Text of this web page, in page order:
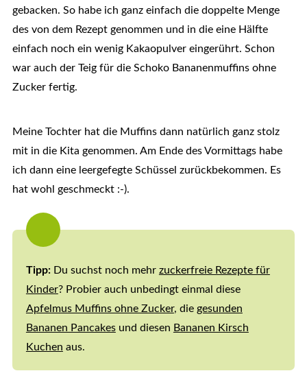
gebacken. So habe ich ganz einfach die doppelte Menge
des von dem Rezept genommen und in die eine Hälfte
einfach noch ein wenig Kakaopulver eingerührt. Schon
war auch der Teig für die Schoko Bananenmuffins ohne
Zucker fertig.
Meine Tochter hat die Muffins dann natürlich ganz stolz
mit in die Kita genommen. Am Ende des Vormittags habe
ich dann eine leergefegte Schüssel zurückbekommen. Es
hat wohl geschmeckt :-).
Tipp: Du suchst noch mehr zuckerfreie Rezepte für
Kinder? Probier auch unbedingt einmal diese
Apfelmus Muffins ohne Zucker, die gesunden
Bananen Pancakesund diesen Bananen Kirsch
Kuchen aus.